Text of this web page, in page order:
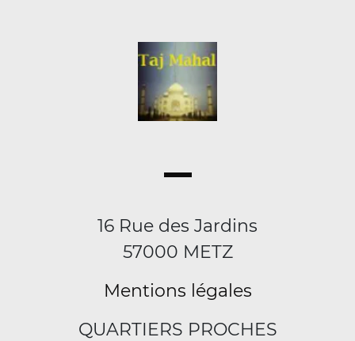
16 Rue des Jardins
57000 METZ
Mentions légales
QUARTIERS PROCHES